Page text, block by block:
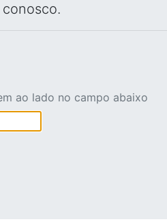
ao lado no campo abaixo